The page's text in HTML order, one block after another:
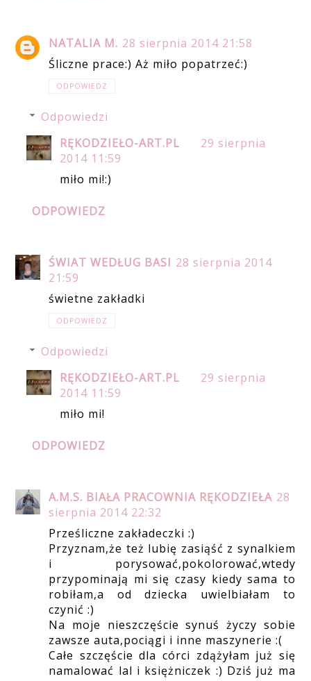
NATALIA M. 28 sierpnia 2014 21:58
Śliczne prace:) Aż miło popatrzeć:)
ODPOWIEDZ
Odpowiedzi
RĘKODZIEŁO-ART.PL
29 sierpnia
2014 11:59
miło mi!:)
ODPOWIEDZ
ŚWIAT WEDŁUG BASI 28 sierpnia 2014
21:59
świetne zakładki
ODPOWIEDZ
Odpowiedzi
RĘKODZIEŁO-ART.PL
29 sierpnia
2014 11:59
miło mi!
ODPOWIEDZ
A.M.S. BIAŁA PRACOWNIA RĘKODZIEŁA 28
sierpnia 2014 22:32
Prześliczne zakładeczki :)
Przyznam,że też lubię zasiąść z synalkiem
i porysować,pokolorować,wtedy
przypominają mi się czasy kiedy sama to
robiłam,a od dziecka uwielbiałam to
czynić :)
Na moje nieszczęście synuś życzy sobie
zawsze auta,pociągi i inne maszynerie :(
Całe szczęście dla córci zdążyłam już się
namalować lal i księżniczek :) Dziś już ma